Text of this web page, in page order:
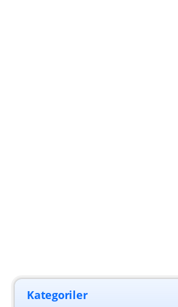
Kategoriler